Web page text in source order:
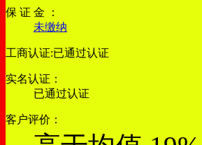
保 证 金 ：
未缴纳
工商认证:已通过认证
实名认证：
已通过认证
客户评价：